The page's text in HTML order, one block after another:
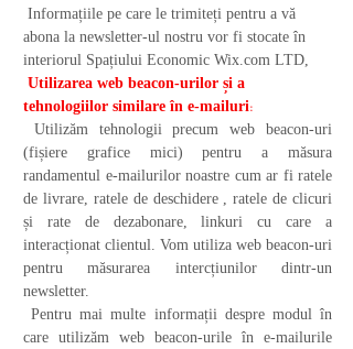
Informațiile pe care le trimiteți pentru a vă
abona la newsletter-ul nostru vor fi stocate în
interiorul Spațiului Economic Wix.com LTD,
Utilizarea web beacon-urilor și a
tehnologiilor similare în e-mailuri:
Utilizăm tehnologii precum web beacon-uri
(fișiere grafice mici) pentru a măsura
randamentul e-mailurilor noastre cum ar fi ratele
de livrare, ratele de deschidere , ratele de clicuri
și rate de dezabonare, linkuri cu care a
interacționat clientul. Vom utiliza web beacon-uri
pentru măsurarea intercțiunilor dintr-un
newsletter.
Pentru mai multe informații despre modul în
care utilizăm web beacon-urile în e-mailurile